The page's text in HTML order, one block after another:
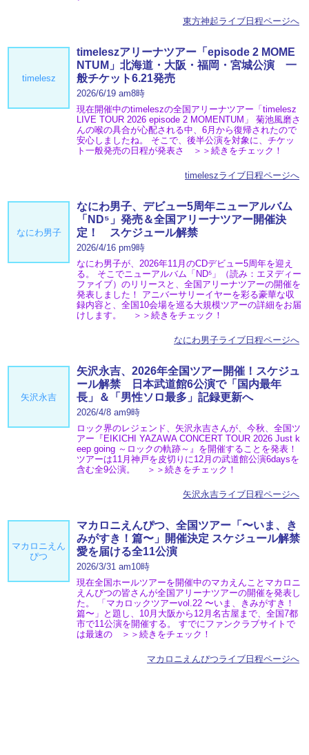
東方神起ライブ日程ページへ
timelesz
timeleszアリーナツアー「episode 2 MOME
NTUM」北海道・大阪・福岡・宮城公演 一
般チケット6.21発売
2026/6/19 am8時
現在開催中のtimeleszの全国アリーナツアー「timelesz
LIVE TOUR 2026 episode 2 MOMENTUM」 菊池風磨さ
んの喉の具合が心配される中、6月から復帰されたので
安心しましたね。 そこで、後半公演を対象に、チケッ
ト一般発売の日程が発表さ ＞＞続きをチェック！
timeleszライブ日程ページへ
なにわ男子
なにわ男子、デビュー5周年ニューアルバム
「ND⁵」発売＆全国アリーナツアー開催決
定！ スケジュール解禁
2026/4/16 pm9時
なにわ男子が、2026年11月のCDデビュー5周年を迎え
る。 そこでニューアルバム「ND⁵」（読み：エヌディー
ファイブ）のリリースと、全国アリーナツアーの開催を
発表しました！ アニバーサリーイヤーを彩る豪華な収
録内容と、全国10会場を巡る大規模ツアーの詳細をお届
けします。 ＞＞続きをチェック！
なにわ男子ライブ日程ページへ
矢沢永吉
矢沢永吉、2026年全国ツアー開催！スケジュ
ール解禁 日本武道館6公演で「国内最年
長」＆「男性ソロ最多」記録更新へ
2026/4/8 am9時
ロック界のレジェンド、矢沢永吉さんが、今秋、全国ツ
アー『EIKICHI YAZAWA CONCERT TOUR 2026 Just k
eep going ～ロックの軌跡～』を開催することを発表！
ツアーは11月神戸を皮切りに12月の武道館公演6daysを
含む全9公演。 ＞＞続きをチェック！
矢沢永吉ライブ日程ページへ
マカロニえん
ぴつ
マカロニえんぴつ、全国ツアー「〜いま、き
みがすき！篇〜」開催決定 スケジュール解禁
愛を届ける全11公演
2026/3/31 am10時
現在全国ホールツアーを開催中のマカえんことマカロニ
えんぴつの皆さんが全国アリーナツアーの開催を発表し
た。 「マカロックツアーvol.22 〜いま、きみがすき！
篇〜」と題し、10月大阪から12月名古屋まで、全国7都
市で11公演を開催する。 すでにファンクラブサイトで
は最速の ＞＞続きをチェック！
マカロニえんぴつライブ日程ページへ